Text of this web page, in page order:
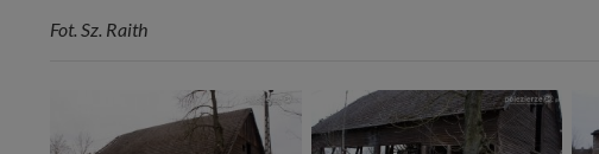
Fot. Sz. Raith